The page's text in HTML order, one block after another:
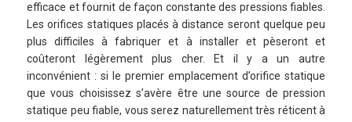
efficace et fournit de façon constante des pressions fiables.
Les orifices statiques placés à distance seront quelque peu
plus difficiles à fabriquer et à installer et pèseront et
coûteront légèrement plus cher. Et il y a un autre
inconvénient : si le premier emplacement d’orifice statique
que vous choisissez s’avère être une source de pression
statique peu fiable, vous serez naturellement très réticent à